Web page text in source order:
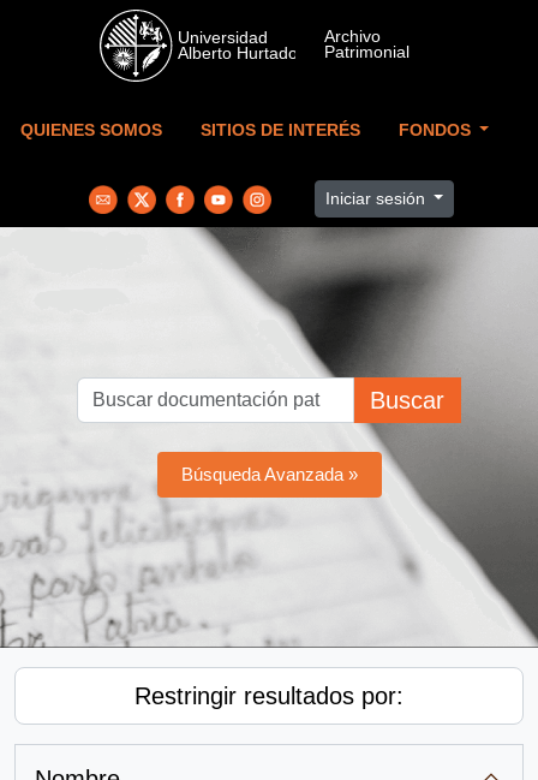
Skip to main content
QUIENES SOMOS SITIOS DE INTERÉS FONDOS
Iniciar sesión
Buscar
Búsqueda Avanzada »
Restringir resultados por: